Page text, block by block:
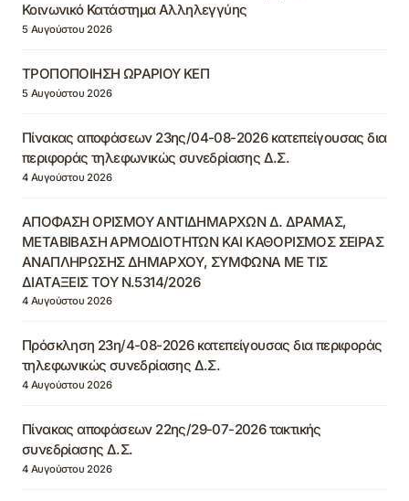
Κοινωνικό Κατάστημα Αλληλεγγύης
5 Αυγούστου 2026
ΤΡΟΠΟΠΟΙΗΣΗ ΩΡΑΡΙΟΥ ΚΕΠ
5 Αυγούστου 2026
Πίνακας αποφάσεων 23ης/04-08-2026 κατεπείγουσας δια
περιφοράς τηλεφωνικώς συνεδρίασης Δ.Σ.
4 Αυγούστου 2026
ΑΠΟΦΑΣΗ ΟΡΙΣΜΟΥ ΑΝΤΙΔΗΜΑΡΧΩΝ Δ. ΔΡΑΜΑΣ,
ΜΕΤΑΒΙΒΑΣΗ ΑΡΜΟΔΙΟΤΗΤΩΝ ΚΑΙ ΚΑΘΟΡΙΣΜΟΣ ΣΕΙΡΑΣ
ΑΝΑΠΛΗΡΩΣΗΣ ΔΗΜΑΡΧΟΥ, ΣΥΜΦΩΝΑ ΜΕ ΤΙΣ
ΔΙΑΤΑΞΕΙΣ ΤΟΥ Ν.5314/2026
4 Αυγούστου 2026
Πρόσκληση 23η/4-08-2026 κατεπείγουσας δια περιφοράς
τηλεφωνικώς συνεδρίασης Δ.Σ.
4 Αυγούστου 2026
Πίνακας αποφάσεων 22ης/29-07-2026 τακτικής
συνεδρίασης Δ.Σ.
4 Αυγούστου 2026